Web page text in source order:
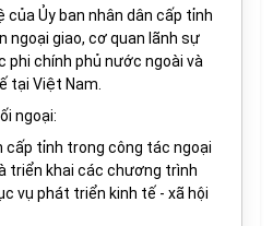
của Ủy ban nhân dân cấp tỉnh
ngoại giao, cơ quan lãnh sự
chính phủ nước ngoài và
tại Việt Nam.
ngoại:
cấp tỉnh trong công tác ngoại
triển khai các chương trình
vụ phát triển kinh tế - xã hội